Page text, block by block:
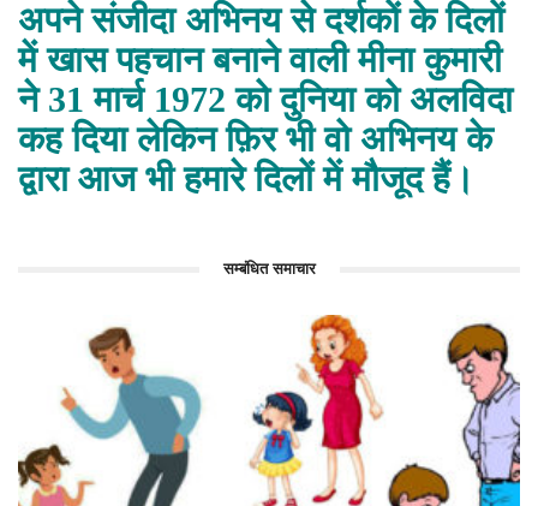
अपने संजीदा अभिनय से दर्शकों के दिलों
में खास पहचान बनाने वाली मीना कुमारी
ने 31 मार्च 1972 को दुनिया को अलविदा
कह दिया लेकिन फ़िर भी वो अभिनय के
द्वारा आज भी हमारे दिलों में मौजूद हैं।
सम्बंधित समाचार